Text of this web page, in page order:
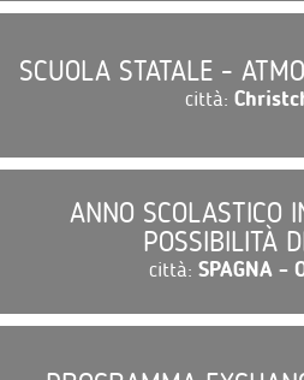
SCUOLA STATALE -
città:
ANNO SCOLASTICO
POSSIBILITÀ
città: SPAGNA -